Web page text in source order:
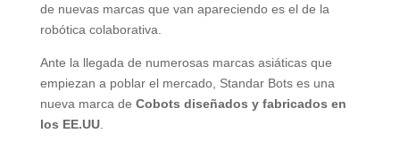
de nuevas marcas que van apareciendo es el de la
robótica colaborativa.
Ante la llegada de numerosas marcas asiáticas que
empiezan a poblar el mercado, Standar Bots es una
nueva marca de Cobots diseñados y fabricados en
los EE.UU.